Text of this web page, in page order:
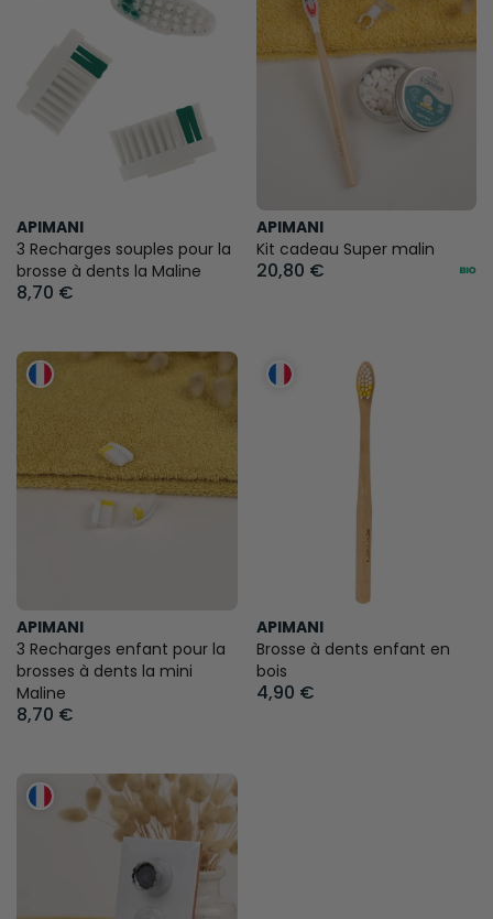
APIMANI
3 Recharges souples pour la
brosse à dents la Maline
8,70 €
APIMANI
Kit cadeau Super malin
20,80 €
APIMANI
3 Recharges enfant pour la
brosses à dents la mini
Maline
8,70 €
APIMANI
Brosse à dents enfant en
bois
4,90 €